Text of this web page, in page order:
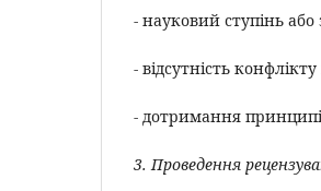
- науковий ступінь або
- відсутність
- дотримання
3. Проведення